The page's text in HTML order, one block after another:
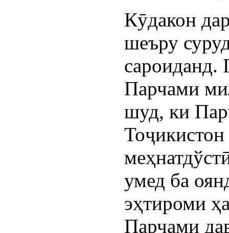
Кӯдакон
шеъру
сароиданд.
Парчами
шуд, ки
умед ба
эҳтироми
Парчами